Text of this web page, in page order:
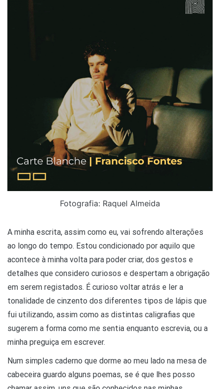
Fotografia: Raquel Almeida
A minha escrita, assim como eu, vai sofrendo alterações
ao longo do tempo. Estou condicionado por aquilo que
acontece à minha volta para poder criar, dos gestos e
detalhes que considero curiosos e despertam a obrigação
em serem registados. É curioso voltar atrás e ler a
tonalidade de cinzento dos diferentes tipos de lápis que
fui utilizando, assim como as distintas caligrafias que
sugerem a forma como me sentia enquanto escrevia, ou a
minha preguiça em escrever.
Num simples caderno que dorme ao meu lado na mesa de
cabeceira guardo alguns poemas, se é que lhes posso